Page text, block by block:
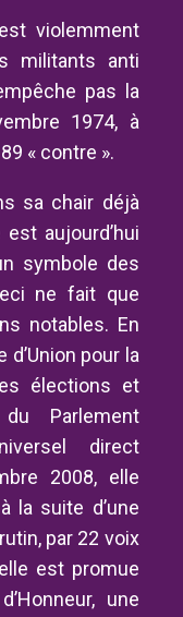
violemment
militants anti
pas la
1974, à
« contre ».
sa chair déjà
aujourd’hui
symbole des
ne fait que
notables. En
pour la
élections et
Parlement
direct
2008, elle
la suite d’une
par 22 voix
est promue
une